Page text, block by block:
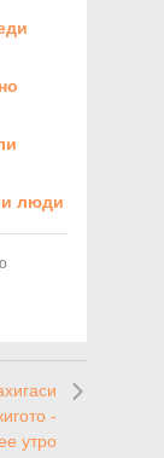
люди
-
утро